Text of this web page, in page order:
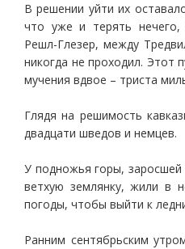
В решении уйти их
что уже и терять нечего,
Решл-Глезер, между
никогда не проходил. Этот
мучения вдвое – триста
Глядя на решимость
двадцати шведов и немцев.
У подножья горы, заросшей
ветхую землянку, жили в
погоды, чтобы выйти к
Ранним сентябрьским